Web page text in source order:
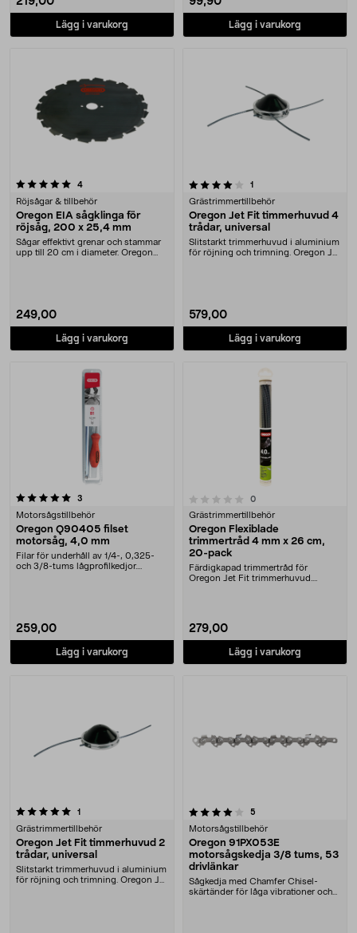
Lägg i varukorg Lägg i varukorg
4recensioner
Röjsågar & tillbehör
Oregon EIA sågklinga för
röjsåg, 200 x 25,4 mm
Sågar effektivt grenar och stammar
upp till 20 cm i diameter. Oregon
249,00
Lägg i varukorg
4.0 av 5 stjärnor 1
Grästrimmertillbehör
Oregon Jet Fit timmerhuvud 4
trådar, universal
Slitstarkt trimmerhuvud i aluminium
för röjning och trimning. Oregon Jet
579,00
Lägg i varukorg
3
Motorsågstillbehör
Oregon Q90405 filset
motorsåg, 4,0 mm
Filar för underhåll av 1/4-, 0,325-
och 3/8-tums lågprofilkedjor.
259,00
Lägg i varukorg
0.0 av 5 stjärnor 0recensioner
Grästrimmertillbehör
Oregon Flexiblade
trimmertråd 4 mm x 26 cm,
20-pack
Färdigkapad trimmertråd för
Oregon Jet Fit trimmerhuvud.
279,00
Lägg i varukorg
1
Grästrimmertillbehör
Oregon Jet Fit timmerhuvud 2
trådar, universal
Slitstarkt trimmerhuvud i aluminium
för röjning och trimning. Oregon Jet
4.0 av 5 stjärnor 5
Motorsågstillbehör
Oregon 91PX053E
motorsågskedja 3/8 tums, 53
drivlänkar
Sågkedja med Chamfer Chisel-
skärtänder för låga vibrationer och